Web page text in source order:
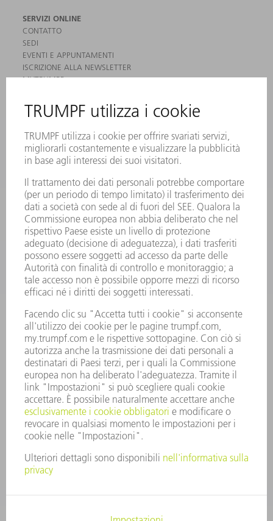
SERVIZI ONLINE
CONTATTO
SEDI
EVENTI E APPUNTAMENTI
ISCRIZIONE ALLA NEWSLETTER
MYTRUMPF
PRODOTTI
MACCHINE & SISTEMI
ELETTRONICA DI POTENZA
MACCHINE UTENSILI ELETTRICHE
SMART FACTORY
SOFTWARE
SERVICES
APPLICAZIONI
SETTORI
L'AZIENDA
CARRIERA
OFFERTE DI LAVORO
PROFILO DELL'AZIENDA
PRESIDENZA
RELAZIONE DI BILANCIO
PRINCIPI AZIENDALI
COMPLIANCE
SISTEMA DI WHISTLEBLOWING
SECURITY
COMUNICATI STAMPA
RIVISTE
SOSTENIBILITÀ
CLIMA E AMBIENTE
IMPEGNO SOCIALE E COMUNITARIO
GOVERNANCE AZIENDALE
COPYRIGHT E MARCHIO